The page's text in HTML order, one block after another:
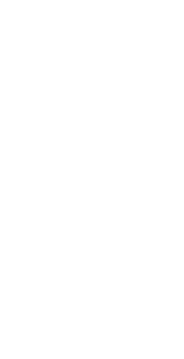
natürliche
mittels Zuordnung zu
die Ausdruck der
werden kann.
Daten
oder jede solche
oder Veränderung, das
mit dem Ziel, ihre